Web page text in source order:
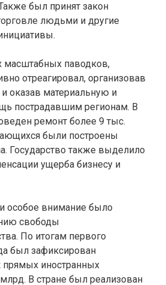
был принят закон
людьми и другие
масштабных паводков,
отреагировал, организовав
оказав материальную и
пострадавшим регионам. В
ремонт более 9 тыс.
были построены
Государство также выделило
ущерба бизнесу и
особое внимание было
свободы
По итогам первого
был зафиксирован
иностранных
В стране был реализован